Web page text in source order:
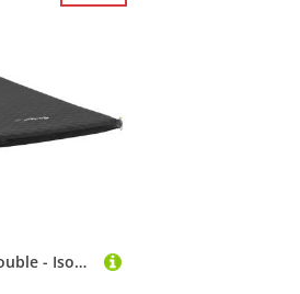
Outwell - Sleepin Double - Isomatte Gr 183 x 128 x 7,5 cm grau